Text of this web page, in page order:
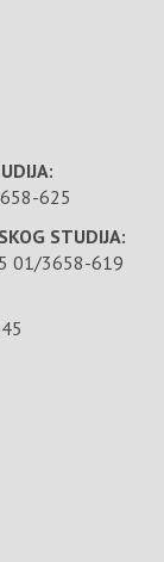
625
STUDIJA:
01/3658-619